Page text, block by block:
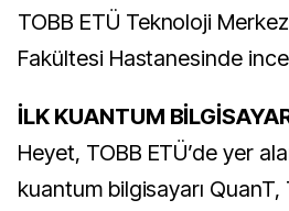
TOBB ETÜ Teknoloji
Fakültesi Hastanesinde
İLK KUANTUM
Heyet, TOBB ETÜ’de yer
kuantum bilgisayarı